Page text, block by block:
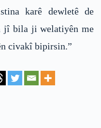
karê dewletê de
jî bila ji welatiyên me
civakî bipirsin.”